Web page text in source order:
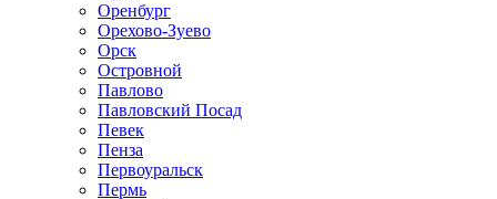
Оренбург
Орехово-Зуево
Орск
Островной
Павлово
Павловский Посад
Певек
Пенза
Первоуральск
Пермь